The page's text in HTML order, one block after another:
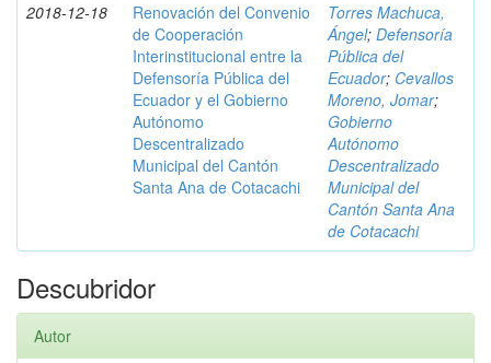
2018-12-18
Renovación del Convenio
de Cooperación
Interinstitucional entre la
Defensoría Pública del
Ecuador y el Gobierno
Autónomo
Descentralizado
Municipal del Cantón
Santa Ana de Cotacachi
Torres Machuca,
Ángel; Defensoría
Pública del
Ecuador; Cevallos
Moreno, Jomar;
Gobierno
Autónomo
Descentralizado
Municipal del
Cantón Santa Ana
de Cotacachi
Descubridor
Autor